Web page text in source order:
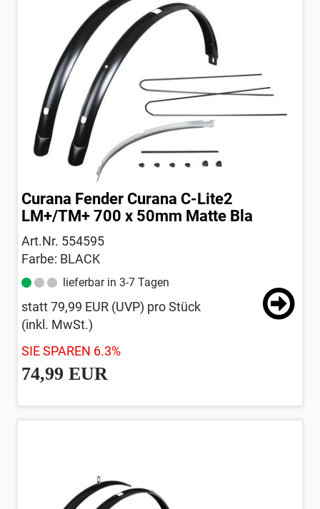
Curana Fender Curana C-Lite2
LM+/TM+ 700 x 50mm Matte Bla
Art.Nr. 554595
Farbe: BLACK
lieferbar in 3-7 Tagen
statt79,99 EUR (UVP) pro Stück
(inkl. MwSt.)
SIE SPAREN 6.3%
74,99 EUR